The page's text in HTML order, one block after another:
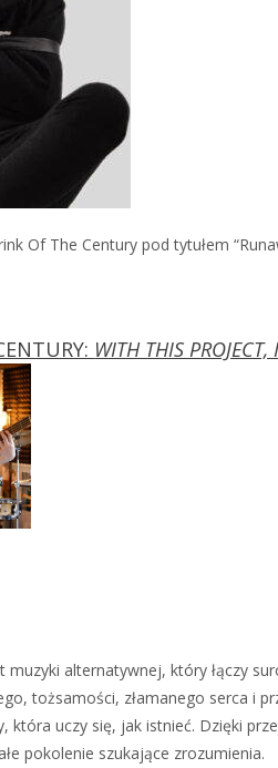
Of The Century pod tytułem
WITH THIS
alternatywnej, który łączy
tożsamości, złamanego serca i
która uczy się, jak istnieć. Dzięki
pokolenie szukające zrozumienia.